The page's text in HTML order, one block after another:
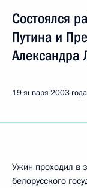
Состоялся
Путина и
Александра
19 января 2003 года
Ужин проходил в
белорусского